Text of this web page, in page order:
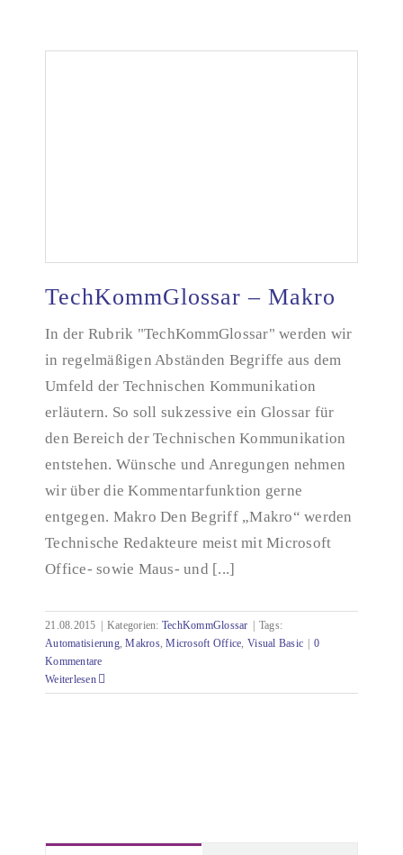
TechKommGlossar – Makro
TechKommGlossar – Makro
In der Rubrik "TechKommGlossar" werden wir
in regelmäßigen Abständen Begriffe aus dem
Umfeld der Technischen Kommunikation
erläutern. So soll sukzessive ein Glossar für
den Bereich der Technischen Kommunikation
entstehen. Wünsche und Anregungen nehmen
wir über die Kommentarfunktion gerne
entgegen. Makro Den Begriff „Makro“ werden
Technische Redakteure meist mit Microsoft
Office- sowie Maus- und [...]
21.08.2015 Kategorien: TechKommGlossar
Tags:
Automatisierung,Makros,Microsoft Office, Visual Basic
0
Kommentare
Weiterlesen